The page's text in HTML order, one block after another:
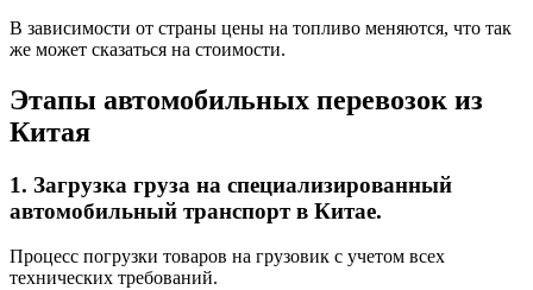
В зависимости от страны цены на топливо меняются, что так
же может сказаться на стоимости.
Этапы автомобильных перевозок из
Китая
1. Загрузка груза на специализированный
автомобильный транспорт в Китае.
Процесс погрузки товаров на грузовик с учетом всех
технических требований.